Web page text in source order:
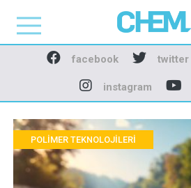
Chemlife -
facebook twitter
instagram
POLIMER TEKNOLOJILERI